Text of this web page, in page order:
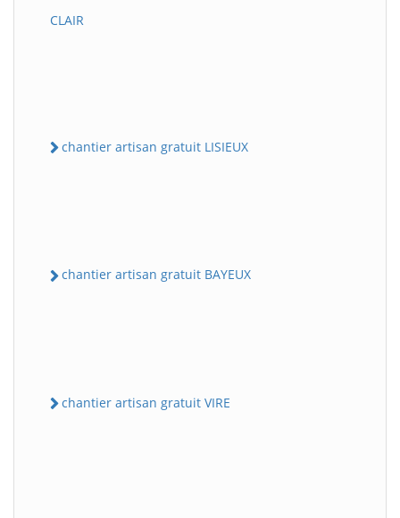
CLAIR
chantier artisan gratuit LISIEUX
chantier artisan gratuit BAYEUX
chantier artisan gratuit VIRE